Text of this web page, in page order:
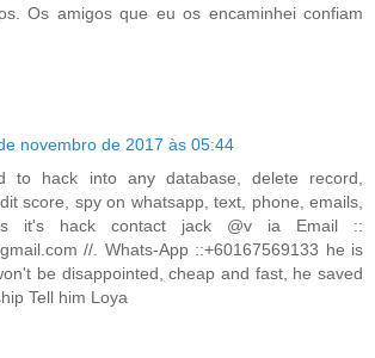
Os amigos que eu os encaminhei confiam
novembro de 2017 às 05:44
to hack into any database, delete record,
score, spy on whatsapp, text, phone, emails,
it's hack contact jack @v ia Email ::
//. Whats-App ::+60167569133 he is
be disappointed, cheap and fast, he saved
Tell him Loya